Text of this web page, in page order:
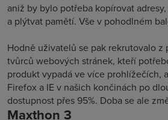
aniž by bylo potřeba kopírovat
a plýtvat pamětí. Vše v pohodlném
Hodně uživatelů se pak rekrutovalo z
tvůrců webových stránek, kteří
produkt vypadá ve více prohlížečích,
Firefox a IE v našich končinách po
dostupnost přes 95%. Doba se ale
Maxthon 3